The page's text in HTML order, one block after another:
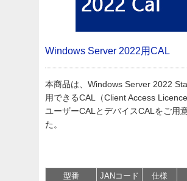
Windows Server 2022用CAL
本商品は、Windows Server 2022
用できるCAL（Client Access Licence
ユーザーCALとデバイスCALをご用
た。
型番 JANコード 仕様